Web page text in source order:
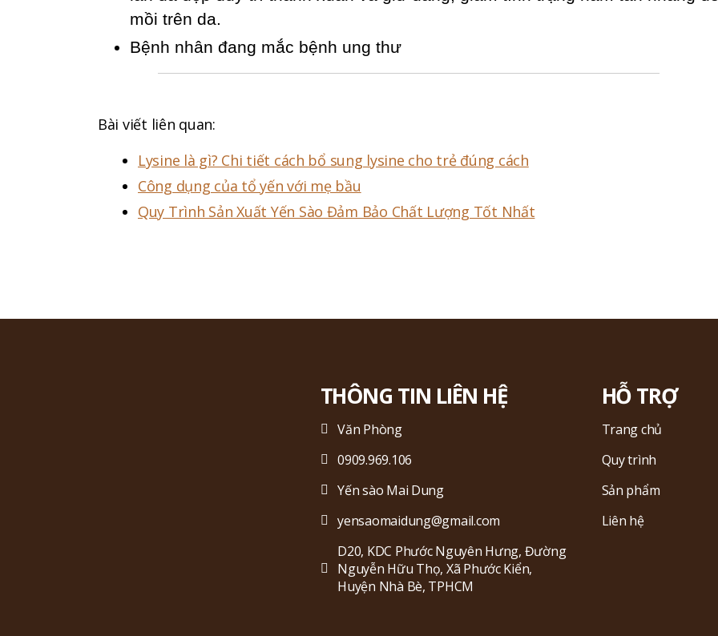
mồi trên da.
Bệnh nhân đang mắc bệnh ung thư
Bài viết liên quan:
Lysine là gì? Chi tiết cách bổ sung lysine cho trẻ đúng cách
Công dụng của tổ yến với mẹ bầu
Quy Trình Sản Xuất Yến Sào Đảm Bảo Chất Lượng Tốt Nhất
THÔNG TIN LIÊN HỆ
Văn Phòng
0909.969.106
Yến sào Mai Dung
yensaomaidung@gmail.com
D20, KDC Phước Nguyên Hưng, Đường
Nguyễn Hữu Thọ, Xã Phước Kiển,
Huyện Nhà Bè, TPHCM
HỖ TRỢ
Trang chủ
Quy trình
Sản phẩm
Liên hệ